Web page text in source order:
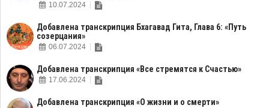
10.07.2024
Добавлена транскрипция Бхагавад Гита, Глава 6: «Путь
созерцания»
06.07.2024
Добавлена транскрипция «Все стремятся к Счастью»
17.06.2024
Добавлена транскрипция «О жизни и о смерти»